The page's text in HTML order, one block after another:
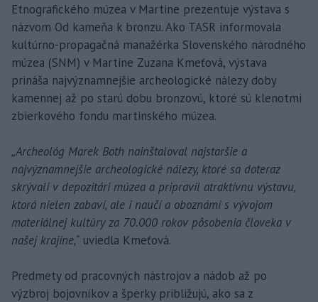
Etnografického múzea v Martine prezentuje výstava s
názvom Od kameňa k bronzu. Ako TASR informovala
kultúrno-propagačná manažérka Slovenského národného
múzea (SNM) v Martine Zuzana Kmeťová, výstava
prináša najvýznamnejšie archeologické nálezy doby
kamennej až po starú dobu bronzovú, ktoré sú klenotmi
zbierkového fondu martinského múzea.
„Archeológ Marek Both nainštaloval najstaršie a
najvýznamnejšie archeologické nálezy, ktoré sa doteraz
skrývali v depozitári múzea a pripravil atraktívnu výstavu,
ktorá nielen zabaví, ale i naučí a oboznámi s vývojom
materiálnej kultúry za 70.000 rokov pôsobenia človeka v
našej krajine,“ uviedla Kmeťová.
Predmety od pracovných nástrojov a nádob až po
výzbroj bojovníkov a šperky približujú, ako sa z